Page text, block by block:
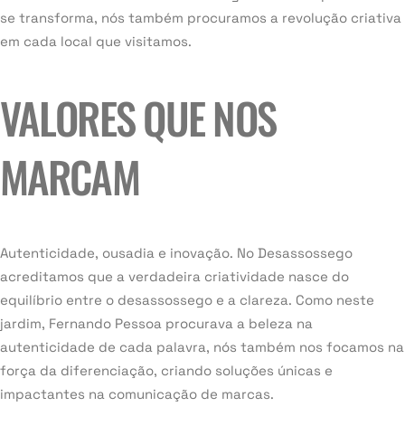
se transforma, nós também procuramos a revolução criativa
em cada local que visitamos.
VALORES QUE NOS
MARCAM
Autenticidade, ousadia e inovação. No Desassossego
acreditamos que a verdadeira criatividade nasce do
equilíbrio entre o desassossego e a clareza. Como neste
jardim, Fernando Pessoa procurava a beleza na
autenticidade de cada palavra, nós também nos focamos na
força da diferenciação, criando soluções únicas e
impactantes na comunicação de marcas.